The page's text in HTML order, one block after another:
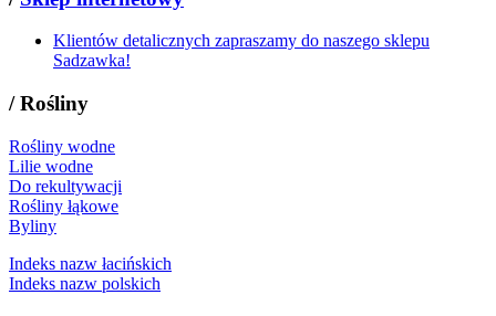
Klientów detalicznych zapraszamy do naszego sklepu
Sadzawka!
/Rośliny
Rośliny wodne
Lilie wodne
Do rekultywacji
Rośliny łąkowe
Byliny
Indeks nazw łacińskich
Indeks nazw polskich